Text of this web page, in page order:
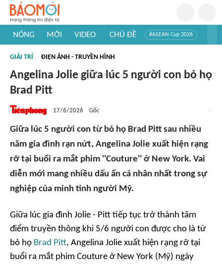
NÓNG MỚI VIDEO CHỦ ĐỀ #ASEAN Cup 2026
#Khám phá thế giới
GIẢI TRÍ ĐIỆN ẢNH - TRUYỀN HÌNH
Angelina Jolie giữa lúc 5 người con bỏ họ
Brad Pitt
17/6/2026 Gốc
Giữa lúc 5 người con từ bỏ họ Brad Pitt sau nhiều
năm gia đình rạn nứt, Angelina Jolie xuất hiện rạng
rỡ tại buổi ra mắt phim ''Couture'' ở New York. Vai
diễn mới mang nhiều dấu ấn cá nhân nhất trong sự
nghiệp của minh tinh người Mỹ.
Giữa lúc gia đình Jolie - Pitt tiếp tục trở thành tâm
điểm truyền thông khi 5/6 người con được cho là từ
bỏ họ Brad Pitt, Angelina Jolie xuất hiện rạng rỡ tại
buổi ra mắt phim Couture ở New York (Mỹ) ngày